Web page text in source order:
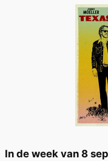
In de week van 8